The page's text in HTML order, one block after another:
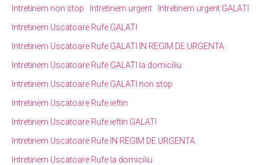
Intretinem non stop
Intretinem urgent
Intretinem urgent GALATI
Intretinem Uscatoare Rufe GALATI
Intretinem Uscatoare Rufe GALATI IN REGIM DE URGENTA
Intretinem Uscatoare Rufe GALATI la domiciliu
Intretinem Uscatoare Rufe GALATI non stop
Intretinem Uscatoare Rufe ieftin
Intretinem Uscatoare Rufe ieftin GALATI
Intretinem Uscatoare Rufe IN REGIM DE URGENTA
Intretinem Uscatoare Rufe la domiciliu